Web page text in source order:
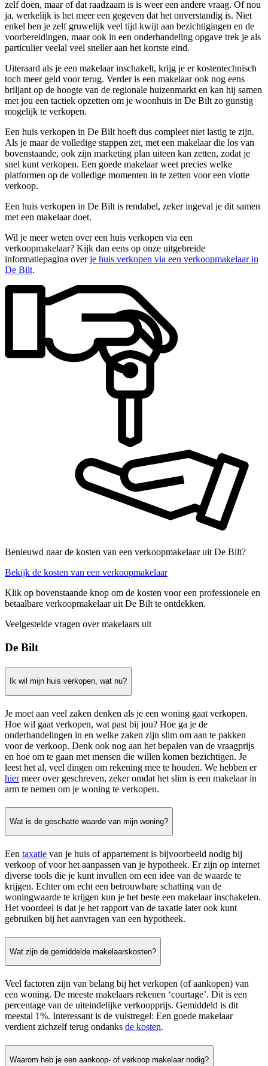
zelf doen, maar of dat raadzaam is is weer een andere vraag. Of nou
ja, werkelijk is het meer een gegeven dat het onverstandig is. Niet
enkel ben je zelf gruwelijk veel tijd kwijt aan bezichtigingen en de
voorbereidingen, maar ook in een onderhandeling opgave trek je als
particulier veelal veel sneller aan het kortste eind.
Uiteraard als je een makelaar inschakelt, krijg je er kostentechnisch
toch meer geld voor terug. Verder is een makelaar ook nog eens
briljant op de hoogte van de regionale huizenmarkt en kan hij samen
met jou een tactiek opzetten om je woonhuis in De Bilt zo gunstig
mogelijk te verkopen.
Een huis verkopen in De Bilt hoeft dus compleet niet lastig te zijn.
Als je maar de volledige stappen zet, met een makelaar die los van
bovenstaande, ook zijn marketing plan uiteen kan zetten, zodat je
snel kunt verkopen. Een goede makelaar weet precies welke
platformen op de volledige momenten in te zetten voor een vlotte
verkoop.
Een huis verkopen in De Bilt is rendabel, zeker ingeval je dit samen
met een makelaar doet.
Wil je meer weten over een huis verkopen via een
verkoopmakelaar? Kijk dan eens op onze uitgebreide
informatiepagina overje huis verkopen via een verkoopmakelaar in
De Bilt.
Benieuwd naar de kosten van een verkoopmakelaar uit De Bilt?
Bekijk de kosten van een verkoopmakelaar
Klik op bovenstaande knop om de kosten voor een professionele en
betaalbare verkoopmakelaar uit De Bilt te ontdekken.
Veelgestelde vragen over makelaars uit
De Bilt
Ik wil mijn huis verkopen, wat nu?
Je moet aan veel zaken denken als je een woning gaat verkopen.
Hoe wil gaat verkopen, wat past bij jou? Hoe ga je de
onderhandelingen in en welke zaken zijn slim om aan te pakken
voor de verkoop. Denk ook nog aan het bepalen van de vraagprijs
en hoe om te gaan met mensen die willen komen bezichtigen. Je
leest het al, veel dingen om rekening mee te houden. We hebben er
hiermeer over geschreven, zeker omdat het slim is een makelaar in
arm te nemen om je woning te verkopen.
Wat is de geschatte waarde van mijn woning?
Een taxatie van je huis of appartement is bijvoorbeeld nodig bij
verkoop of voor het aanpassen van je hypotheek. Er zijn op internet
diverse tools die je kunt invullen om een idee van de waarde te
krijgen. Echter om echt een betrouwbare schatting van de
woningwaarde te krijgen kun je het beste een makelaar inschakelen.
Het voordeel is dat je het rapport van de taxatie later ook kunt
gebruiken bij het aanvragen van een hypotheek.
Wat zijn de gemiddelde makelaarskosten?
Veel factoren zijn van belang bij het verkopen (of aankopen) van
een woning. De meeste makelaars rekenen ‘courtage’. Dit is een
percentage van de uiteindelijke verkoopprijs. Gemiddeld is dit
meestal 1%. Interessant is de vuistregel: Een goede makelaar
verdient zichzelf terug ondanks de kosten.
Waarom heb je een aankoop- of verkoop makelaar nodig?